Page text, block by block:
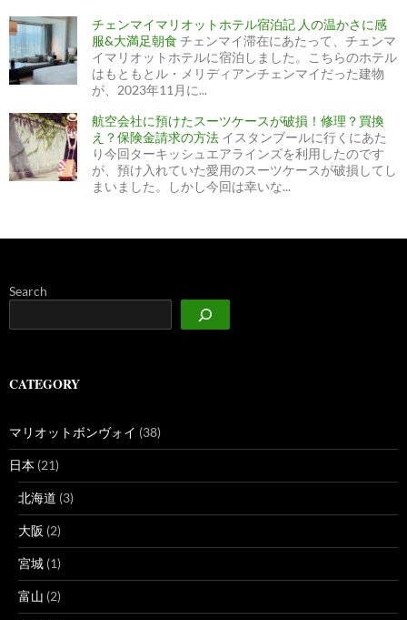
チェンマイマリオットホテル宿泊記 人の温かさに感
服&大満足朝食 チェンマイ滞在にあたって、チェンマ
イマリオットホテルに宿泊しました。こちらのホテル
はもともとル・メリディアンチェンマイだった建物
が、2023年11月に...
航空会社に預けたスーツケースが破損！修理？買換
え？保険金請求の方法 イスタンブールに行くにあた
り今回ターキッシュエアラインズを利用したのです
が、預け入れていた愛用のスーツケースが破損してし
まいました。しかし今回は幸いな...
Search
CATEGORY
マリオットボンヴォイ (38)
日本 (21)
北海道 (3)
大阪 (2)
宮城 (1)
富山 (2)